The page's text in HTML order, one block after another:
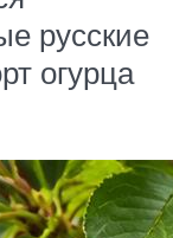
русские
огурца